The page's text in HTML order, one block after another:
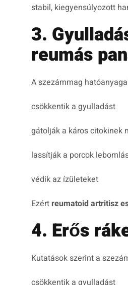
stabil, kiegyensúlyozott
3.
reumás
A szezámmag
csökkentik a gyulladást
gátolják a káros citokinek
lassítják a porcok
védik az ízületeket
Ezért reumatoid artritisz
4. Erős
Kutatások szerint a
csökkentik a gyulladást